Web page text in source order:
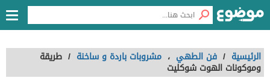
الرئيسية / فن الطهي ، مشروبات باردة و ساخنة / طريقة
وموكونات الهوت شوكليت